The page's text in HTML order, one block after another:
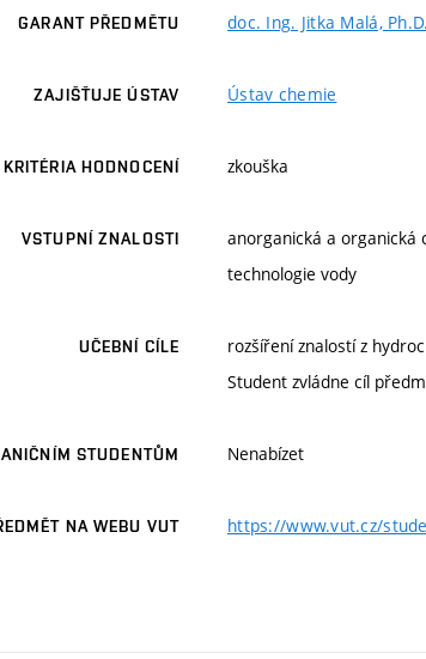
GARANT PŘEDMĚTU doc. Ing. Jitka Malá, Ph.D.
ZAJIŠŤUJE ÚSTAV Ústav chemie
HODNOCENÍ zkouška
VSTUPNÍ ZNALOSTI
anorganická a organická
technologie vody
UČEBNÍ CÍLE
rozšíření znalostí z
Student zvládne cíl
STUDENTŮM Nenabízet
NA WEBU VUT https://www.vut.cz/